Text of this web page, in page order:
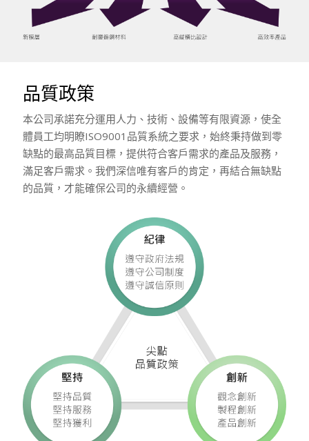
品質政策
本公司承諾充分運用人力、技術、設備等有限資源，使全
體員工均明瞭ISO9001品質系統之要求，始終秉持做到零
缺點的最高品質目標，提供符合客戶需求的產品及服務，
滿足客戶需求。我們深信唯有客戶的肯定，再結合無缺點
的品質，才能確保公司的永續經營。